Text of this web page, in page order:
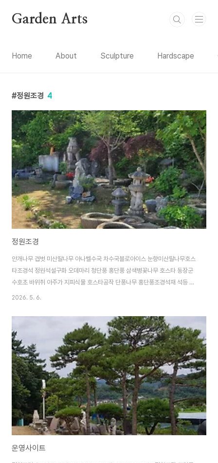
Garden Arts
Home About Sculpture Hardscape
정원조경 4
정원조경
안개나무 겹벗 미산딸나무 아나벨수국 차수국블로아이스 눈향미산딸나무호스
타조경석 정원석설구화 오데마리 청단풍 홍단풍 삼색병꽃나무 호스타 동장군
수호초 바위취 아주가 지피식물 호스타공작 단풍나무 홍단풍조경석재 석등 돌
표주박정원조각과 공작단풍평원석 돌벤치 돌의자환경 조형물과 정원조각품돌
아래 정원 석재품평석 석등 물확조경석재 석등 물확 돌물확 정원조경바위취정
원조경 입구눈향과 정원수눈향 아나벨수국 라임라이트 차수국 마가목 포트 설
구화 오데마리 청단풍 홍단풍 삼색병꽃나무 미산딸나무 호스타 동장군 수호초
바위취 아주가 백리향 지피식물 호스타맥문동 다양한 종류의 묘목들이 준비되
어 있답니다사진으로 보시는 그대로 건강한 묘목들이에요정성껏 키운 묘목으
로 나..
2026. 5. 6.
운영사이트